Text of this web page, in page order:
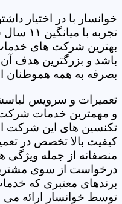
خوانسار با در اختیار
تجربه
بهترین شرکت های
باشد و بزرگترین هدف
بصرفه به همه
تعمیرات و سرویس
و مهمترین خدمات
تکنسین های این شرکت
کیفیت بالا تخصص در
منصفانه از جمله
درخواست از سوی
برندهای معتبری که
توسط خوانسار ارائه